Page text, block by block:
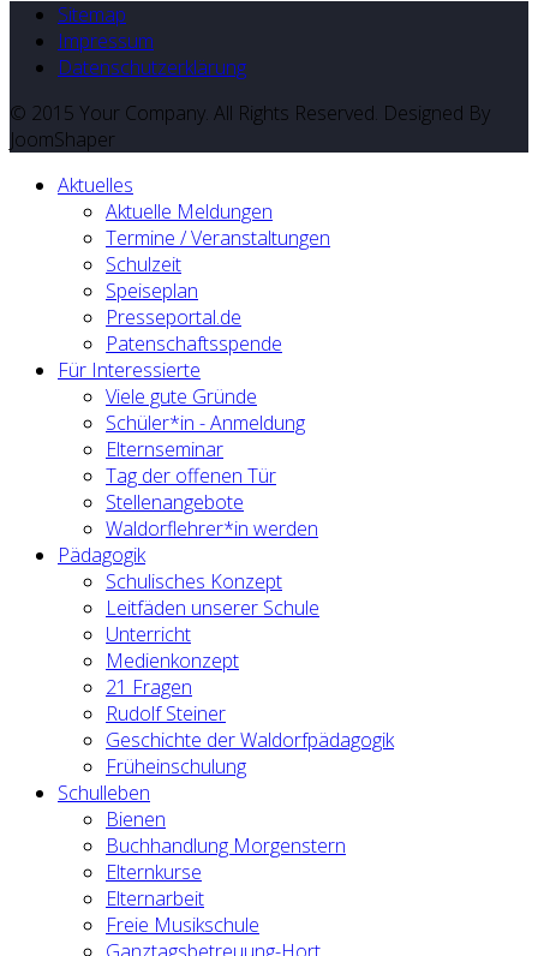
Sitemap
Impressum
Datenschutzerklärung
© 2015 Your Company. All Rights Reserved. Designed By
JoomShaper
Aktuelles
Aktuelle Meldungen
Termine / Veranstaltungen
Schulzeit
Speiseplan
Presseportal.de
Patenschaftsspende
Für Interessierte
Viele gute Gründe
Schüler*in - Anmeldung
Elternseminar
Tag der offenen Tür
Stellenangebote
Waldorflehrer*in werden
Pädagogik
Schulisches Konzept
Leitfäden unserer Schule
Unterricht
Medienkonzept
21 Fragen
Rudolf Steiner
Geschichte der Waldorfpädagogik
Früheinschulung
Schulleben
Bienen
Buchhandlung Morgenstern
Elternkurse
Elternarbeit
Freie Musikschule